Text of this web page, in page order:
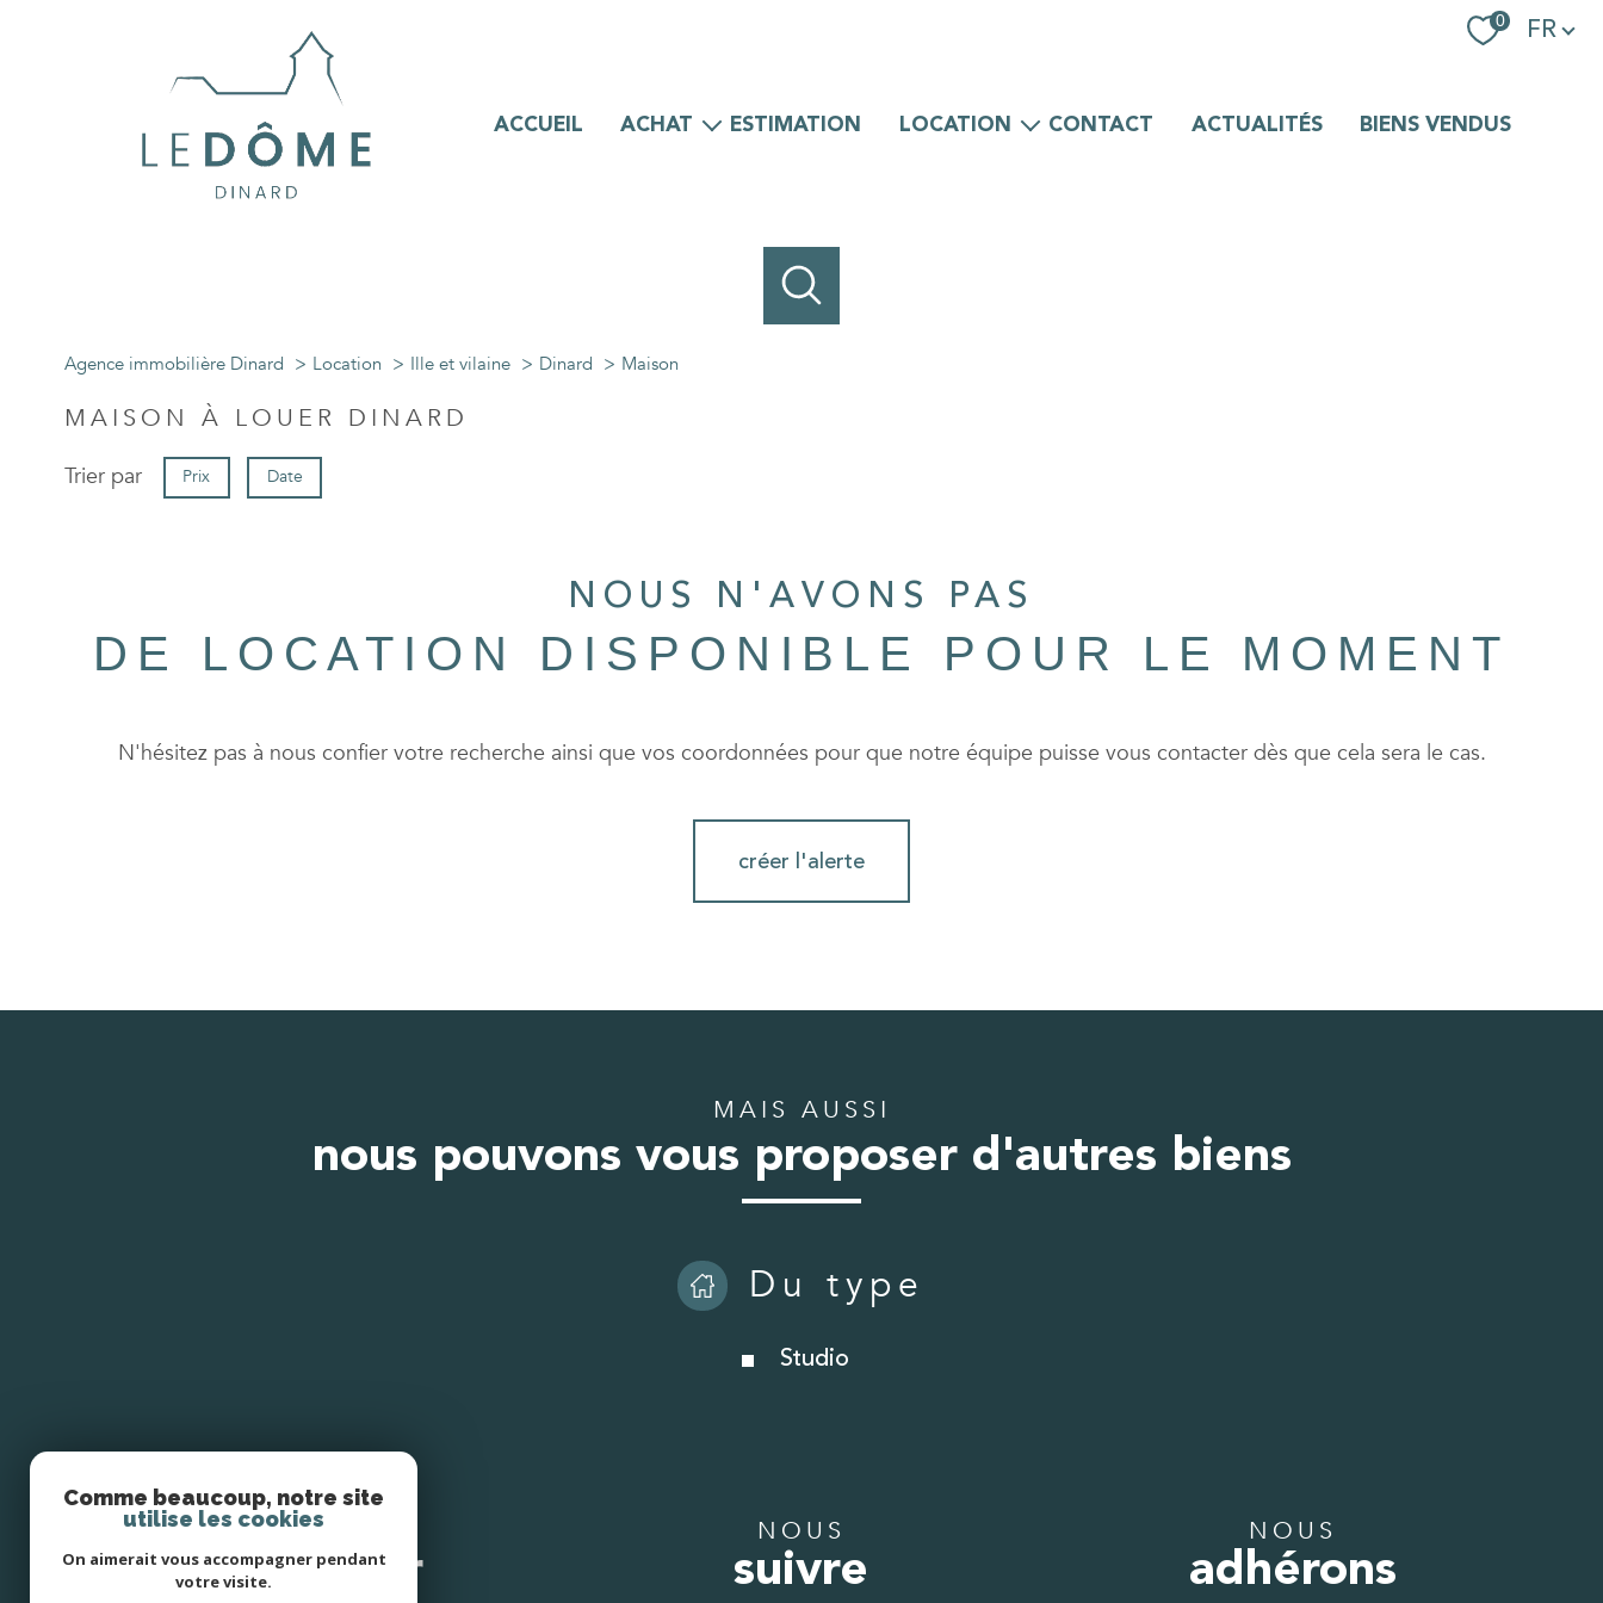
0 Langue
FR
ACCUEIL ACHAT ESTIMATION LOCATION CONTACT ACTUALITÉS BIENS VENDUS
Agence immobilière Dinard Location Ille et vilaine Dinard Maison
MAISON À LOUER DINARD
Trier par Prix Date
NOUS N'AVONS PAS
DE LOCATION DISPONIBLE POUR LE MOMENT
N'hésitez pas à nous confier votre recherche ainsi que vos coordonnées pour que notre équipe puisse vous contacter dès que cela sera le cas.
créer l'alerte
MAIS AUSSI
nous pouvons vous proposer d'autres biens
Du type
Studio
SE
connecter
NOUS
suivre
NOUS
adhérons
Comme beaucoup, notre site
utilise les cookies
On aimerait vous accompagner pendant
votre visite.